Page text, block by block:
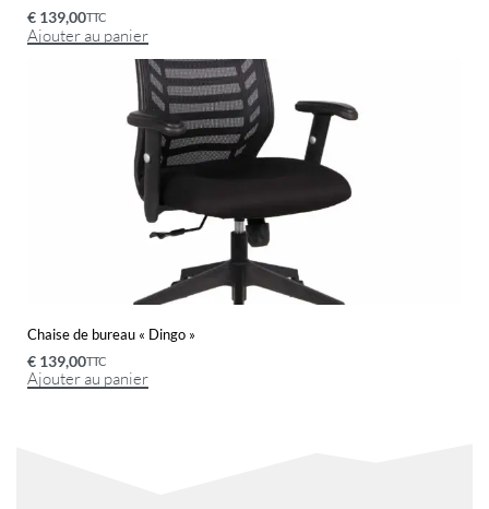
€ 139,00TTC
Ajouter au panier
Chaise de bureau « Dingo »
€ 139,00TTC
Ajouter au panier